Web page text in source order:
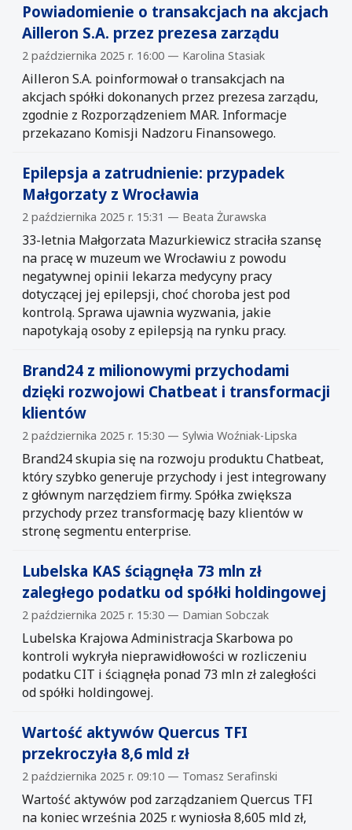
Powiadomienie o transakcjach na akcjach
Ailleron S.A. przez prezesa zarządu
2 października 2025 r. 16:00 — Karolina Stasiak
Ailleron S.A. poinformował o transakcjach na
akcjach spółki dokonanych przez prezesa zarządu,
zgodnie z Rozporządzeniem MAR. Informacje
przekazano Komisji Nadzoru Finansowego.
Epilepsja a zatrudnienie: przypadek
Małgorzaty z Wrocławia
2 października 2025 r. 15:31 — Beata Żurawska
33-letnia Małgorzata Mazurkiewicz straciła szansę
na pracę w muzeum we Wrocławiu z powodu
negatywnej opinii lekarza medycyny pracy
dotyczącej jej epilepsji, choć choroba jest pod
kontrolą. Sprawa ujawnia wyzwania, jakie
napotykają osoby z epilepsją na rynku pracy.
Brand24 z milionowymi przychodami
dzięki rozwojowi Chatbeat i transformacji
klientów
2 października 2025 r. 15:30 — Sylwia Woźniak-Lipska
Brand24 skupia się na rozwoju produktu Chatbeat,
który szybko generuje przychody i jest integrowany
z głównym narzędziem firmy. Spółka zwiększa
przychody przez transformację bazy klientów w
stronę segmentu enterprise.
Lubelska KAS ściągnęła 73 mln zł
zaległego podatku od spółki holdingowej
2 października 2025 r. 15:30 — Damian Sobczak
Lubelska Krajowa Administracja Skarbowa po
kontroli wykryła nieprawidłowości w rozliczeniu
podatku CIT i ściągnęła ponad 73 mln zł zaległości
od spółki holdingowej.
Wartość aktywów Quercus TFI
przekroczyła 8,6 mld zł
2 października 2025 r. 09:10 — Tomasz Serafinski
Wartość aktywów pod zarządzaniem Quercus TFI
na koniec września 2025 r. wyniosła 8,605 mld zł,